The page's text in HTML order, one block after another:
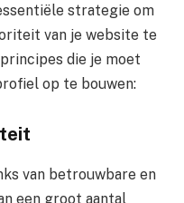
strategie om
van je website te
die je moet
op te bouwen:
van betrouwbare en
een groot aantal